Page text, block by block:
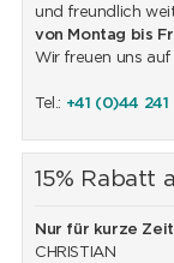
und freundlich
von Montag bis
Wir freuen uns auf
Tel.: +41 (0)44 241
15% Rabatt
Nur für kurze Zeit
CHRISTIAN